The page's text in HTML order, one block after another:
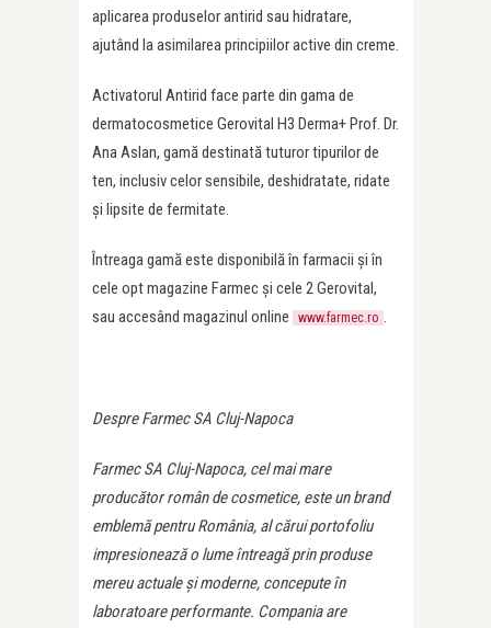
aplicarea produselor antirid sau hidratare,
ajutând la asimilarea principiilor active din creme.
Activatorul Antirid face parte din gama de
dermatocosmetice Gerovital H3 Derma+ Prof. Dr.
Ana Aslan, gamă destinată tuturor tipurilor de
ten, inclusiv celor sensibile, deshidratate, ridate
și lipsite de fermitate.
Întreaga gamă este disponibilă în farmacii și în
cele opt magazine Farmec și cele 2 Gerovital,
sau accesând magazinul online
www.farmec.ro .
Despre Farmec SA Cluj-Napoca
Farmec SA Cluj-Napoca, cel mai mare
producător român de cosmetice, este un brand
emblemă pentru România, al cărui portofoliu
impresionează o lume întreagă prin produse
mereu actuale și moderne, concepute în
laboratoare performante. Compania are